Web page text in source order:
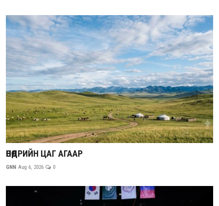
ӨНӨӨДРИЙН ЦАГ АГААР
GNN Aug 6, 2026 0